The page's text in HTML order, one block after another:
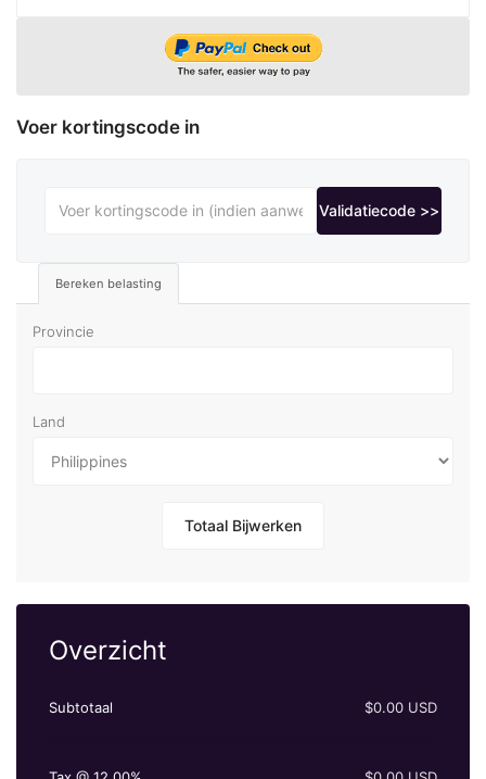
Voer kortingscode in
Validatiecode >>
Bereken belasting
Provincie
Land
Totaal Bijwerken
Overzicht
Subtotaal $0.00 USD